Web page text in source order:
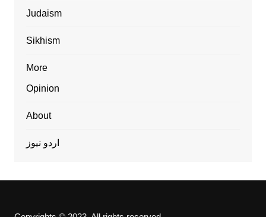
Judaism
Sikhism
More
Opinion
About
اردو نیوز